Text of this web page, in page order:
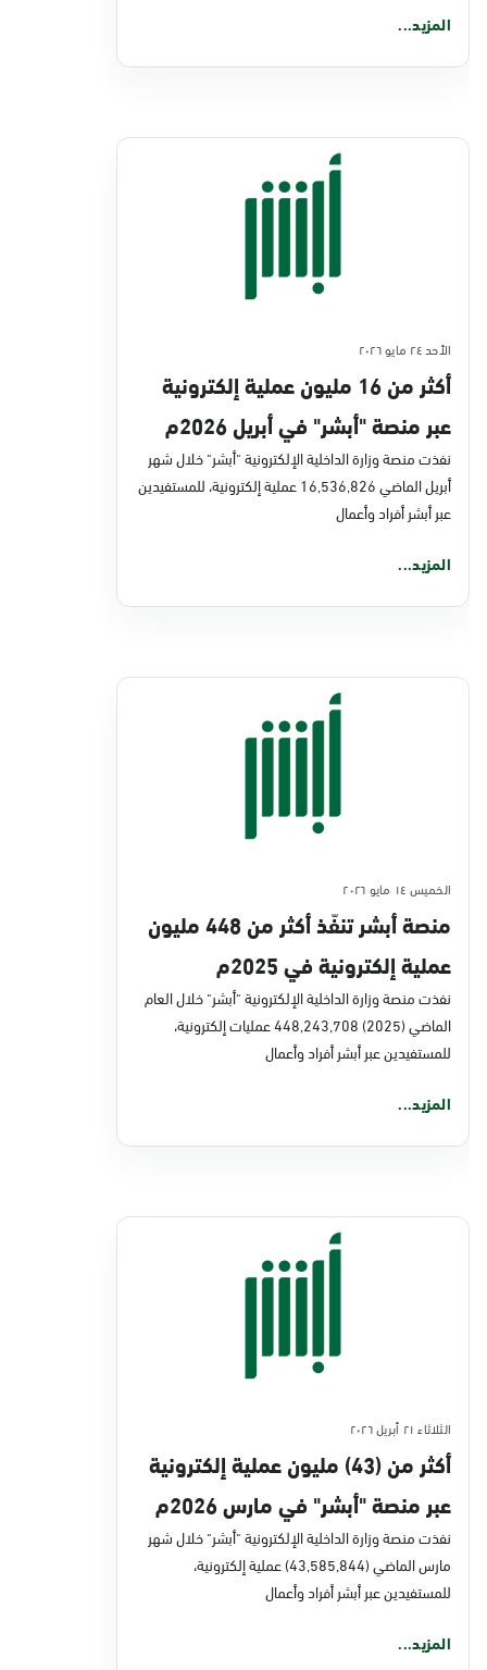
المزيد...
الأحد ٢٤ مايو ٢٠٢٦
أكثر من 16 مليون عملية إلكترونية
عبر منصة "أبشر" في أبريل 2026م
نفذت منصة وزارة الداخلية الإلكترونية "أبشر" خلال شهر
أبريل الماضي 16,536,826 عملية إلكترونية، للمستفيدين
عبر أبشر أفراد وأعمال
المزيد...
الخميس ١٤ مايو ٢٠٢٦
منصة أبشر تنفّذ أكثر من 448 مليون
عملية إلكترونية في 2025م
نفذت منصة وزارة الداخلية الإلكترونية "أبشر" خلال العام
الماضي (2025) 448,243,708 عمليات إلكترونية،
للمستفيدين عبر أبشر أفراد وأعمال
المزيد...
الثلاثاء ٢١ أبريل ٢٠٢٦
أكثر من (43) مليون عملية إلكترونية
عبر منصة "أبشر" في مارس 2026م
نفذت منصة وزارة الداخلية الإلكترونية "أبشر" خلال شهر
مارس الماضي (43,585,844) عملية إلكترونية،
للمستفيدين عبر أبشر أفراد وأعمال
المزيد...